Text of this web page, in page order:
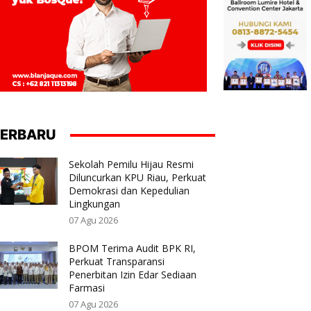
Sekolah Pemilu Hijau Resmi
Diluncurkan KPU Riau, Perkuat
Demokrasi dan Kepedulian
Lingkungan
07 Agu 2026
BPOM Terima Audit BPK RI,
Perkuat Transparansi
Penerbitan Izin Edar Sediaan
Farmasi
07 Agu 2026